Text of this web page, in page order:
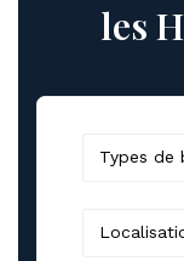
les
Types de